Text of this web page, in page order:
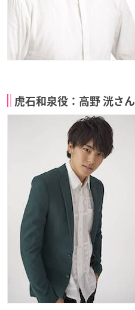
虎石和泉役：高野 洸さん